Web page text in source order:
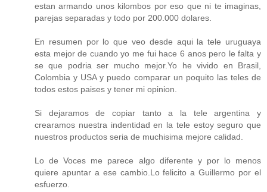
estan armando unos kilombos por eso que ni te imaginas,
parejas separadas y todo por 200.000 dolares.
En resumen por lo que veo desde aqui la tele uruguaya
esta mejor de cuando yo me fui hace 6 anos pero le falta y
se que podria ser mucho mejor.Yo he vivido en Brasil,
Colombia y USA y puedo comparar un poquito las teles de
todos estos paises y tener mi opinion.
Si dejaramos de copiar tanto a la tele argentina y
crearamos nuestra indentidad en la tele estoy seguro que
nuestros productos seria de muchisima mejore calidad.
Lo de Voces me parece algo diferente y por lo menos
quiere apuntar a ese cambio.Lo felicito a Guillermo por el
esfuerzo.